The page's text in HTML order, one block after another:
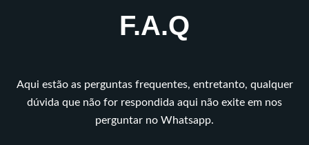
F.A.Q
Aqui estão as perguntas frequentes, entretanto, qualquer
dúvida que não for respondida aqui não exite em nos
perguntar no Whatsapp.